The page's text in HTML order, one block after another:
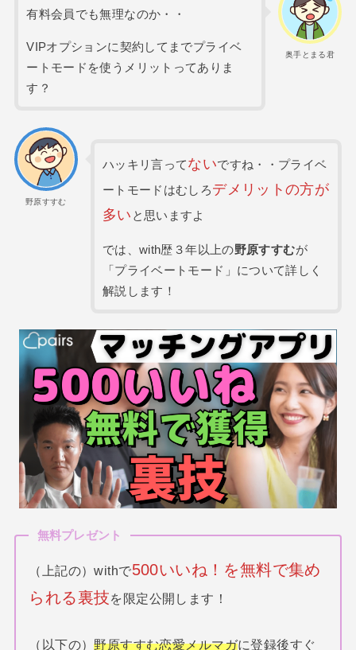
奥手とまる君
有料会員でも無理なのか・・
VIPオプションに契約してまでプライベ
ートモードを使うメリットってありま
す？
野原すすむ
ハッキリ言ってないですね・・プライベ
ートモードはむしろデメリットの方が
多い と思いますよ
では、with歴３年以上の野原すすむが
「プライベートモード」について詳しく
解説します！
無料プレゼント
（上記の）withで500いいね！を無料で集め
られる裏技を限定公開します！
（以下の）野原すすむ恋愛メルマガに登録後すぐ